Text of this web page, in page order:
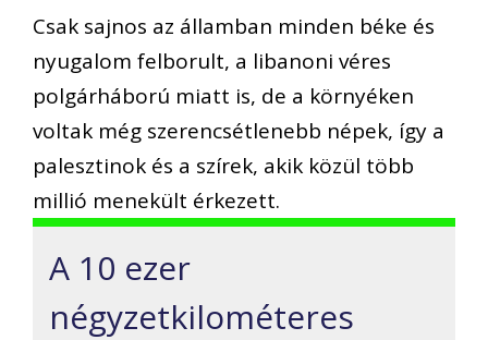
Csak sajnos az államban minden béke és
nyugalom felborult, a libanoni véres
polgárháború miatt is, de a környéken
voltak még szerencsétlenebb népek, így a
palesztinok és a szírek, akik közül több
millió menekült érkezett.
A 10 ezer
négyzetkilométeres